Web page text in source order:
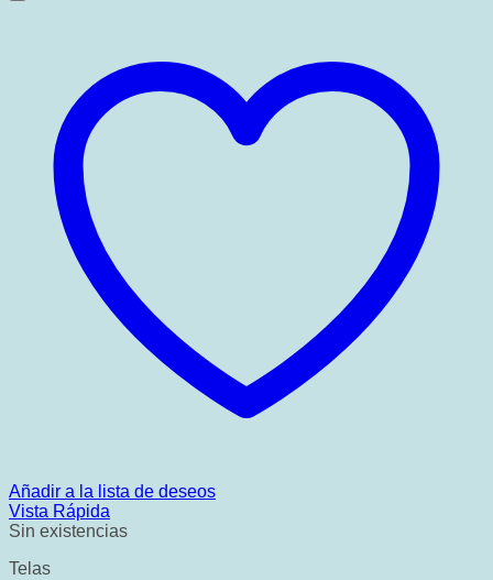
Añadir a la lista de deseos
Vista Rápida
Sin existencias
Telas